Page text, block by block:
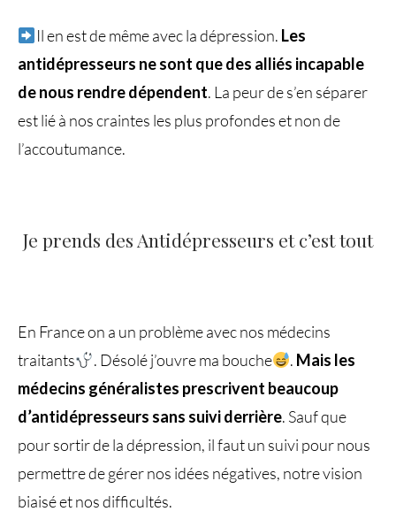
Il en est de même avec la dépression. Les
antidépresseurs ne sont que des alliés incapable
de nous rendre dépendent. La peur de s’en séparer
est lié à nos craintes les plus profondes et non de
l’accoutumance.
Je prends des Antidépresseurs et c’est tout
En France on a un problème avec nos médecins
traitants
. Désolé j’ouvre ma bouche . Mais les
médecins généralistes prescrivent beaucoup
d’antidépresseurs sans suivi derrière. Sauf que
pour sortir de la dépression, il faut un suivi pour nous
permettre de gérer nos idées négatives, notre vision
biaisé et nos difficultés.